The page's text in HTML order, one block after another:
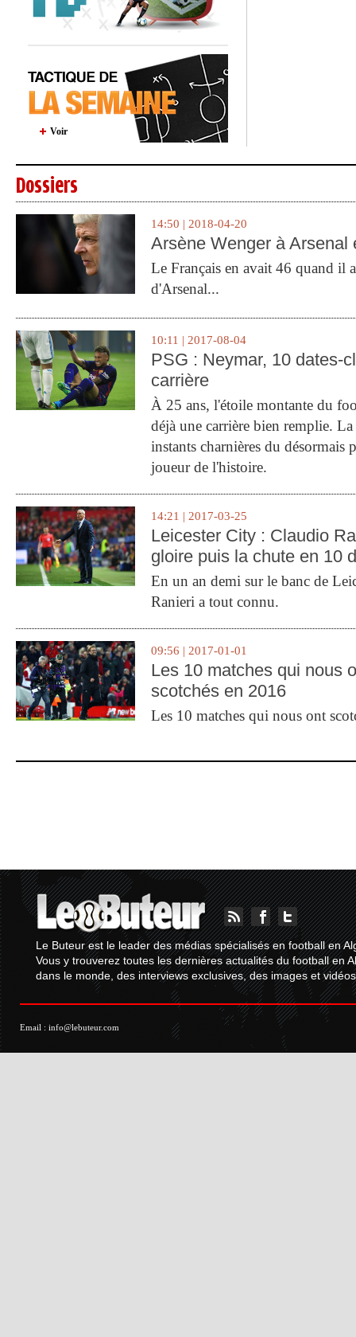
Voir
Dossiers
14:50 | 2018-04-20
Arsène Wenger à Arsenal
Le Français en avait 46 quand il
d'Arsenal...
10:11 | 2017-08-04
PSG : Neymar, 10 dates-
carrière
À 25 ans, l'étoile montante du
déjà une carrière bien remplie.
instants charnières du désormais
joueur de l'histoire.
14:21 | 2017-03-25
Leicester City : Claudio
gloire puis la chute en 10
En un an demi sur le banc de
Ranieri a tout connu.
09:56 | 2017-01-01
Les 10 matches qui nous
scotchés en 2016
Les 10 matches qui nous ont
Le Buteur est le leader des médias spécialisés en football en
Vous y trouverez toutes les dernières actualités du football en
dans le monde, des interviews exclusives, des images et
Email : info@lebuteur.com